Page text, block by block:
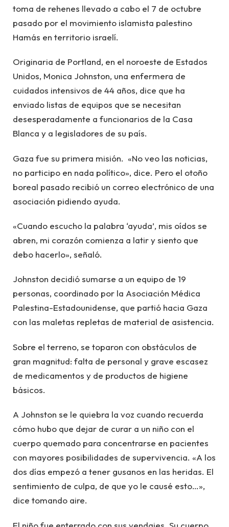
toma de rehenes llevado a cabo el 7 de octubre
pasado por el movimiento islamista palestino
Hamás en territorio israelí.
Originaria de Portland, en el noroeste de Estados
Unidos, Monica Johnston, una enfermera de
cuidados intensivos de 44 años, dice que ha
enviado listas de equipos que se necesitan
desesperadamente a funcionarios de la Casa
Blanca y a legisladores de su país.
Gaza fue su primera misión. «No veo las noticias,
no participo en nada político», dice. Pero el otoño
boreal pasado recibió un correo electrónico de una
asociación pidiendo ayuda.
«Cuando escucho la palabra ‘ayuda’, mis oídos se
abren, mi corazón comienza a latir y siento que
debo hacerlo», señaló.
Johnston decidió sumarse a un equipo de 19
personas, coordinado por la Asociación Médica
Palestina-Estadounidense, que partió hacia Gaza
con las maletas repletas de material de asistencia.
Sobre el terreno, se toparon con obstáculos de
gran magnitud: falta de personal y grave escasez
de medicamentos y de productos de higiene
básicos.
A Johnston se le quiebra la voz cuando recuerda
cómo hubo que dejar de curar a un niño con el
cuerpo quemado para concentrarse en pacientes
con mayores posibilidades de supervivencia. «A los
dos días empezó a tener gusanos en las heridas. El
sentimiento de culpa, de que yo le causé esto…»,
dice tomando aire.